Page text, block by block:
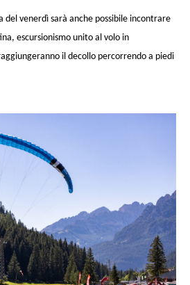
del venerdì sarà anche possibile incontrare
escursionismo unito al volo in
il decollo percorrendo a piedi